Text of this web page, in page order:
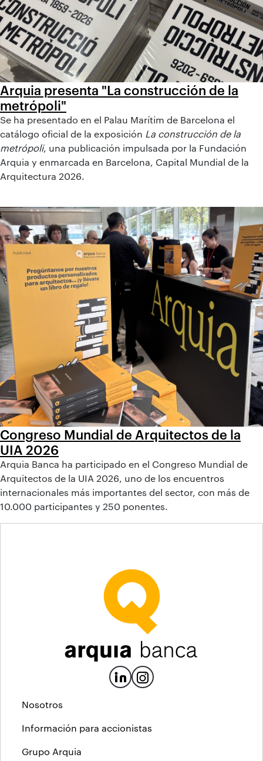
Arquia presenta "La construcción de la
metrópoli"
Se ha presentado en el Palau Marítim de Barcelona el
catálogo oficial de la exposición La construcción de la
metrópoli, una publicación impulsada por la Fundación
Arquia y enmarcada en Barcelona, Capital Mundial de la
Arquitectura 2026.
Congreso Mundial de Arquitectos de la
UIA 2026
Arquia Banca ha participado en el Congreso Mundial de
Arquitectos de la UIA 2026, uno de los encuentros
internacionales más importantes del sector, con más de
10.000 participantes y 250 ponentes.
Nosotros
Información para accionistas
Grupo Arquia